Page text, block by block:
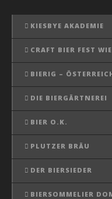
KIESBYE AKADEMIE
CRAFT BIER FEST
BIERIG –
DIE BIERGÄRTNEREI
BIER O.K.
PLUTZER BRÄU
DER BIERSIEDER
BIERSOMMELIER